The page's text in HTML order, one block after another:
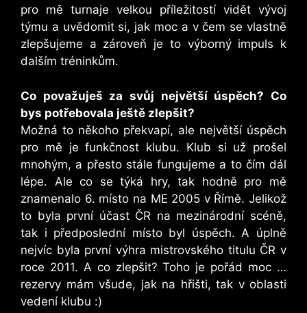
pro mě turnaje velkou příležitostí vidět vývoj
týmu a uvědomit si, jak moc a v čem se vlastně
zlepšujeme a zároveň je to výborný impuls k
dalším tréninkům.
Co považuješ za svůj největší úspěch? Co
bys potřebovala ještě zlepšit?
Možná to někoho překvapí, ale největší úspěch
pro mě je funkčnost klubu. Klub si už prošel
mnohým, a přesto stále fungujeme a to čím dál
lépe. Ale co se týká hry, tak hodně pro mě
znamenalo 6. místo na ME 2005 v Římě. Jelikož
to byla první účast ČR na mezinárodní scéně,
tak i předposlední místo byl úspěch. A úplně
nejvíc byla první výhra mistrovského titulu ČR v
roce 2011. A co zlepšit? Toho je pořád moc …
rezervy mám všude, jak na hřišti, tak v oblasti
vedení klubu :)